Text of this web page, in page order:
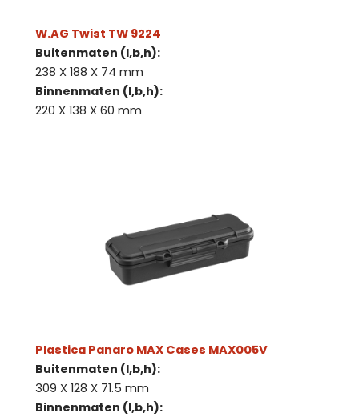
W.AG Twist TW 9224
Buitenmaten (l,b,h):
238 X 188 X 74 mm
Binnenmaten (l,b,h):
220 X 138 X 60 mm
Plastica Panaro MAX Cases MAX005V
Buitenmaten (l,b,h):
309 X 128 X 71.5 mm
Binnenmaten (l,b,h):